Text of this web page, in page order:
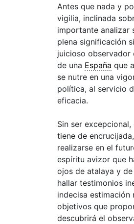
Antes que nada y
vigilia, inclinada
importante analizar
plena significación
juicioso observador
de una España que
se nutre en una
política, al servicio
eficacia.
Sin ser
tiene de
realizarse en el
espíritu avizor que
ojos de atalaya y
hallar testimonios
indecisa estimación
objetivos que
descubrirá el